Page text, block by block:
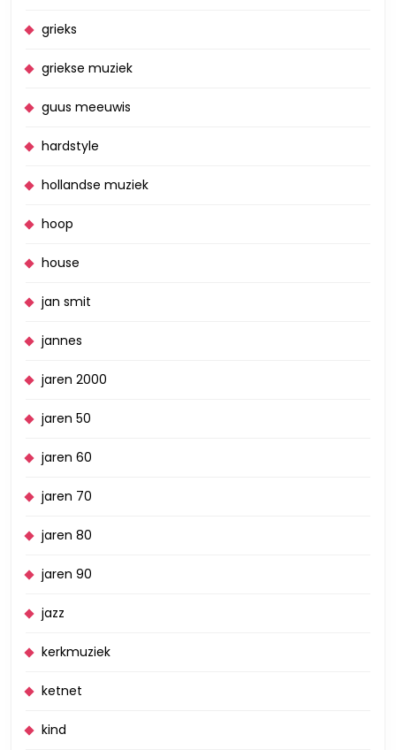
grieks
griekse muziek
guus meeuwis
hardstyle
hollandse muziek
hoop
house
jan smit
jannes
jaren 2000
jaren 50
jaren 60
jaren 70
jaren 80
jaren 90
jazz
kerkmuziek
ketnet
kind